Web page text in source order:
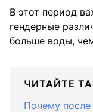
В этот период
гендерные
больше воды,
ЧИТАЙТЕ
Почему